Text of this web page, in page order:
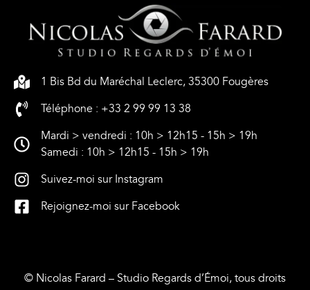
1 Bis Bd du Maréchal Leclerc, 35300 Fougères
Téléphone : +33 2 99 99 13 38
Mardi > vendredi : 10h > 12h15 - 15h > 19h
Samedi : 10h > 12h15 - 15h > 19h
Suivez-moi sur Instagram
Rejoignez-moi sur Facebook
© Nicolas Farard – Studio Regards d’Émoi, tous droits